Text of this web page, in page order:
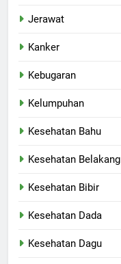
Jerawat
Kanker
Kebugaran
Kelumpuhan
Kesehatan Bahu
Kesehatan Belakang
Kesehatan Bibir
Kesehatan Dada
Kesehatan Dagu